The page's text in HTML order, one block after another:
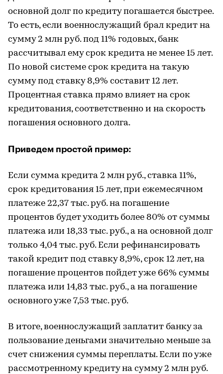
основной долг по кредиту погашается быстрее.
То есть, если военнослужащий брал кредит на
сумму 2 млн руб. под 11% годовых, банк
рассчитывал ему срок кредита не менее 15 лет.
По новой системе срок кредита на такую
сумму под ставку 8,9% составит 12 лет.
Процентная ставка прямо влияет на срок
кредитования, соответственно и на скорость
погашения основного долга.
Приведем простой пример:
Если сумма кредита 2 млн руб., ставка 11%,
срок кредитования 15 лет, при ежемесячном
платеже 22,37 тыс. руб. на погашение
процентов будет уходить более 80% от суммы
платежа или 18,33 тыс. руб., а на основной долг
только 4,04 тыс. руб. Если рефинансировать
такой кредит под ставку 8,9%, срок 12 лет, на
погашение процентов пойдет уже 66% суммы
платежа или 14,83 тыс. руб., а на погашение
основного уже 7,53 тыс. руб.
В итоге, военнослужащий заплатит банку за
пользование деньгами значительно меньше за
счет снижения суммы переплаты. Если по уже
рассмотренному кредиту на сумму 2 млн руб.